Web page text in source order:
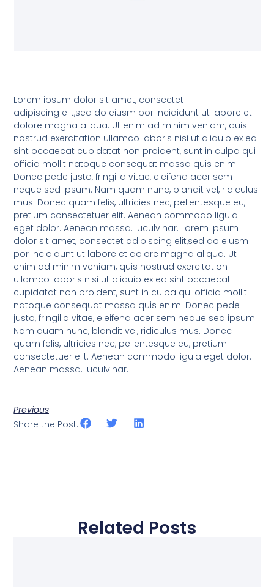
Lorem ipsum dolor sit amet, consectet
adipiscing elit,sed do eiusm por incididunt ut labore et
dolore magna aliqua. Ut enim ad minim veniam, quis
nostrud exercitation ullamco laboris nisi ut aliquip ex ea
sint occaecat cupidatat non proident, sunt in culpa qui
officia mollit natoque consequat massa quis enim.
Donec pede justo, fringilla vitae, eleifend acer sem
neque sed ipsum. Nam quam nunc, blandit vel, ridiculus
mus. Donec quam felis, ultricies nec, pellentesque eu,
pretium consectetuer elit. Aenean commodo ligula
eget dolor. Aenean massa. luculvinar. Lorem ipsum
dolor sit amet, consectet adipiscing elit,sed do eiusm
por incididunt ut labore et dolore magna aliqua. Ut
enim ad minim veniam, quis nostrud exercitation
ullamco laboris nisi ut aliquip ex ea sint occaecat
cupidatat non proident, sunt in culpa qui officia mollit
natoque consequat massa quis enim. Donec pede
justo, fringilla vitae, eleifend acer sem neque sed ipsum.
Nam quam nunc, blandit vel, ridiculus mus. Donec
quam felis, ultricies nec, pellentesque eu, pretium
consectetuer elit. Aenean commodo ligula eget dolor.
Aenean massa. luculvinar.
Previous
Share the Post:
Related Posts